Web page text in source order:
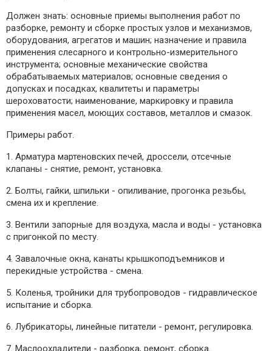
Должен знать: основные приемы выполнения работ по
разборке, ремонту и сборке простых узлов и механизмов,
оборудования, агрегатов и машин; назначение и правила
применения слесарного и контрольно-измерительного
инструмента; основные механические свойства
обрабатываемых материалов; основные сведения о
допусках и посадках, квалитеты и параметры
шероховатости; наименование, маркировку и правила
применения масел, моющих составов, металлов и смазок.
Примеры работ.
1. Арматура мартеновских печей, дроссели, отсечные
клапаны - снятие, ремонт, установка.
2. Болты, гайки, шпильки - опиливание, прогонка резьбы,
смена их и крепление.
3. Вентили запорные для воздуха, масла и воды - установка
с пригонкой по месту.
4. Завалочные окна, канаты крышкоподъемников и
перекидные устройства - смена.
5. Коленья, тройники для трубопроводов - гидравлическое
испытание и сборка.
6. Лубрикаторы, линейные питатели - ремонт, регулировка.
7. Маслоохладители - разборка, ремонт, сборка.